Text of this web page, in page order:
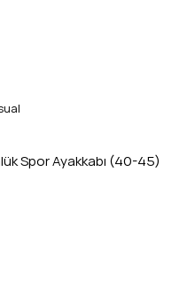
Spor Ayakkabı (40-45)